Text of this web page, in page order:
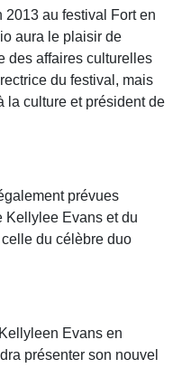
au festival Fort en
aura le plaisir de
des affaires culturelles
du festival, mais
la culture et président de
prévues
Kellylee Evans et du
du célèbre duo
Evans en
présenter son nouvel